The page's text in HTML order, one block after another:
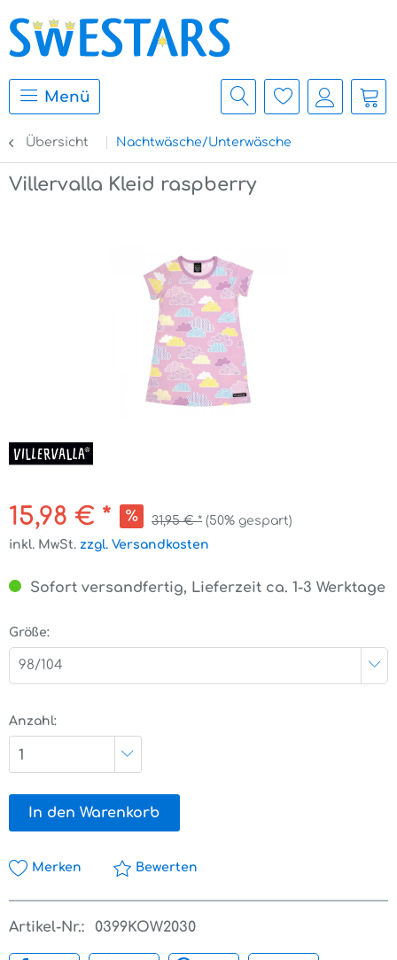
Menü
Übersicht Nachtwäsche/Unterwäsche
Villervalla Kleid raspberry
15,98 € * 31,95 € * (50% gespart)
inkl. MwSt. zzgl. Versandkosten
Sofort versandfertig, Lieferzeit ca. 1-3 Werktage
Größe:
98/104
Anzahl:
1
In den Warenkorb
Merken Bewerten
Artikel-Nr.: 0399KOW2030